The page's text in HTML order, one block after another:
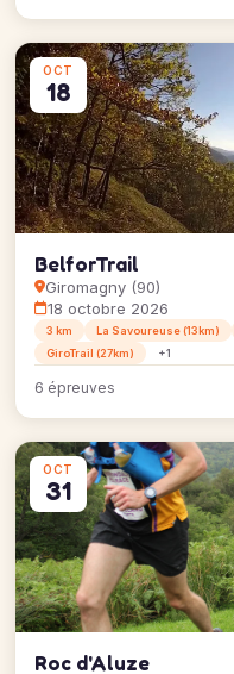
OCT
18
BelforTrail
Giromagny (90)
18 octobre 2026
3 km La Savoureuse (13km)
GiroTrail (27km)
+1
6 épreuves
OCT
31
Roc d'Aluze